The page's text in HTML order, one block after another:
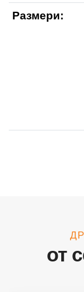
Размери:
от